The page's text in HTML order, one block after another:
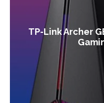
TP-Link Archer